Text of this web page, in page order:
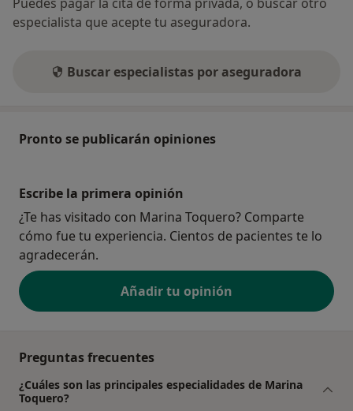
Puedes pagar la cita de forma privada, o buscar otro
especialista que acepte tu aseguradora.
Buscar especialistas por aseguradora
Pronto se publicarán opiniones
Escribe la primera opinión
¿Te has visitado con Marina Toquero? Comparte
cómo fue tu experiencia. Cientos de pacientes te lo
agradecerán.
Añadir tu opinión
Preguntas frecuentes
¿Cuáles son las principales especialidades de Marina
Toquero?